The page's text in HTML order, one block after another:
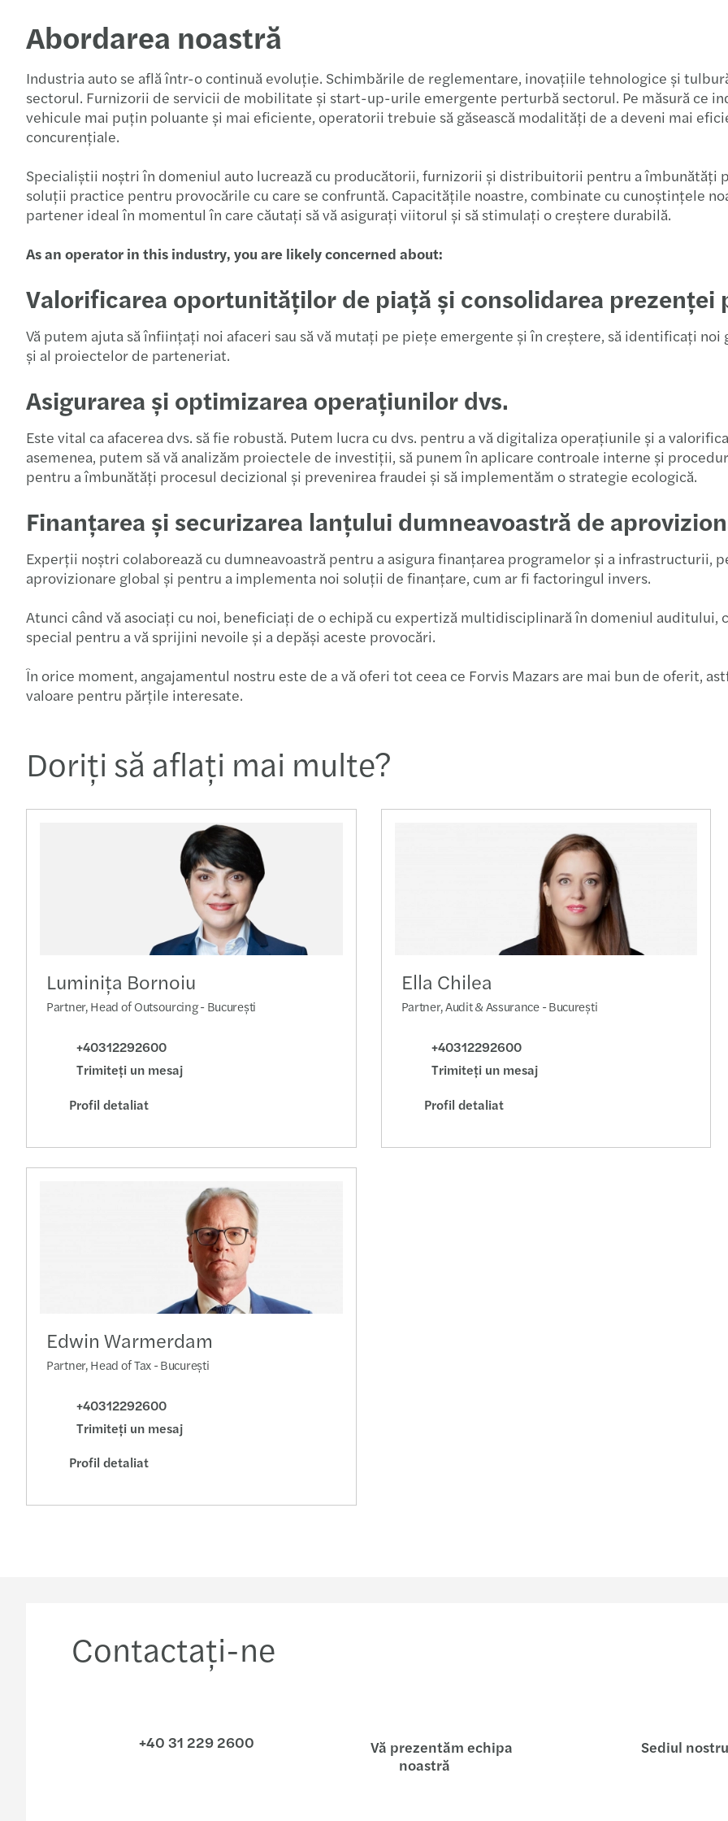
A
Abordarea noastră
Industria auto se află într-o continuă evoluție. Schimbările de reglementare, inovațiile tehnologice și
sectorul. Furnizorii de servicii de mobilitate și start-up-urile emergente perturbă sectorul. Pe măsură ce
vehicule mai puțin poluante și mai eficiente, operatorii trebuie să găsească modalități de a deveni mai
concurențiale.
Specialiștii noștri în domeniul auto lucrează cu producătorii, furnizorii și distribuitorii pentru a îmbunătăți
soluții practice pentru provocările cu care se confruntă. Capacitățile noastre, combinate cu cunoștințele
partener ideal în momentul în care căutați să vă asigurați viitorul și să stimulați o creștere durabilă.
As an operator in this industry, you are likely concerned about:
Valorificarea oportunităților de piață și consolidarea prezenței
Vă putem ajuta să înființați noi afaceri sau să vă mutați pe piețe emergente și în creștere, să identificați
și al proiectelor de parteneriat.
Asigurarea și optimizarea operațiunilor dvs.
Este vital ca afacerea dvs. să fie robustă. Putem lucra cu dvs. pentru a vă digitaliza operațiunile și a
asemenea, putem să vă analizăm proiectele de investiții, să punem în aplicare controale interne și
pentru a îmbunătăți procesul decizional și prevenirea fraudei și să implementăm o strategie ecologică.
Finanțarea și securizarea lanțului dumneavoastră de
Experții noștri colaborează cu dumneavoastră pentru a asigura finanțarea programelor și a infrastructurii,
aprovizionare global și pentru a implementa noi soluții de finanțare, cum ar fi factoringul invers.
Atunci când vă asociați cu noi, beneficiați de o echipă cu expertiză multidisciplinară în domeniul
special pentru a vă sprijini nevoile și a depăși aceste provocări.
În orice moment, angajamentul nostru este de a vă oferi tot ceea ce Forvis Mazars are mai bun de oferit,
valoare pentru părțile interesate.
Doriţi să aflaţi mai multe?
Luminiţa Bornoiu
Partner, Head of Outsourcing - București
+40312292600
Trimiteţi un mesaj
Profil detaliat
Ella Chilea
Partner, Audit & Assurance - București
+40312292600
Trimiteţi un mesaj
Profil detaliat
Edwin Warmerdam
Partner, Head of Tax - București
+40312292600
Trimiteţi un mesaj
Profil detaliat
Contactaţi-ne
+40 31 229 2600
Vă prezentăm echipa
noastră
Sediul nostru